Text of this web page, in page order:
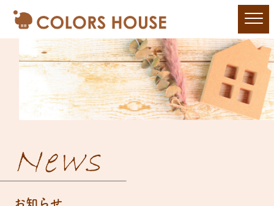
News
お知らせ